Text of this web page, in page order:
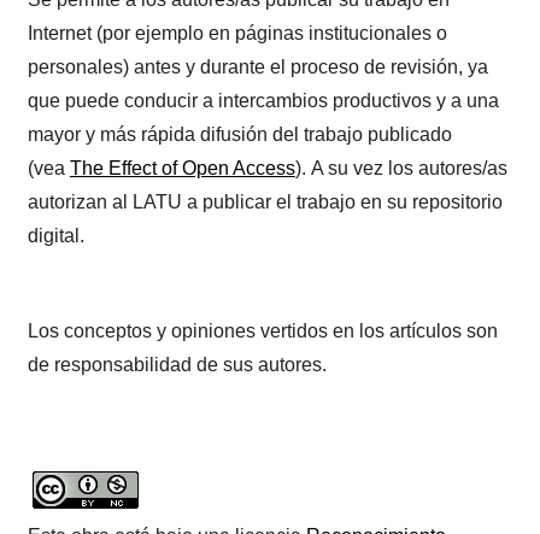
Internet (por ejemplo en páginas institucionales o
personales) antes y durante el proceso de revisión, ya
que puede conducir a intercambios productivos y a una
mayor y más rápida difusión del trabajo publicado
(vea The Effect of Open Access). A su vez los autores/as
autorizan al LATU a publicar el trabajo en su repositorio
digital.
Los conceptos y opiniones vertidos en los artículos son
de responsabilidad de sus autores.